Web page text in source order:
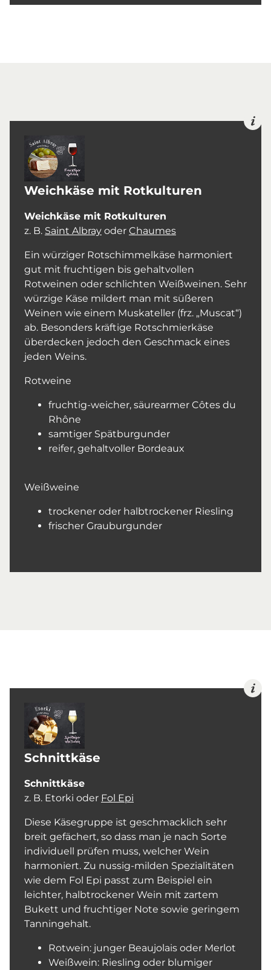
Weichkäse mit Rotkulturen
Weichkäse mit Rotkulturen
z. B. Saint Albray oder Chaumes
Ein würziger Rotschimmelkäse harmoniert
gut mit fruchtigen bis gehaltvollen
Rotweinen oder schlichten Weißweinen. Sehr
würzige Käse mildert man mit süßeren
Weinen wie einem Muskateller (frz. „Muscat“)
ab. Besonders kräftige Rotschmierkäse
überdecken jedoch den Geschmack eines
jeden Weins.
Rotweine
fruchtig-weicher, säurearmer Côtes du
Rhône
samtiger Spätburgunder
reifer, gehaltvoller Bordeaux
Weißweine
trockener oder halbtrockener Riesling
frischer Grauburgunder
Schnittkäse
Schnittkäse
z. B. Etorki oder Fol Epi
Diese Käsegruppe ist geschmacklich sehr
breit gefächert, so dass man je nach Sorte
individuell prüfen muss, welcher Wein
harmoniert. Zu nussig-milden Spezialitäten
wie dem Fol Epi passt zum Beispiel ein
leichter, halbtrockener Wein mit zartem
Bukett und fruchtiger Note sowie geringem
Tanningehalt.
Rotwein: junger Beaujolais oder Merlot
Weißwein: Riesling oder blumiger